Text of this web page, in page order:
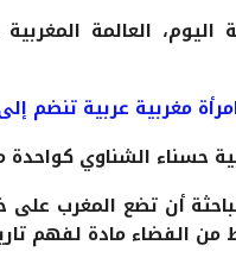
العالمة
مغربية عربية تنضم
حسناء الشناوي
أن تضع المغرب على
الفضاء مادة لفهم